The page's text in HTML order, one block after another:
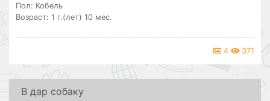
Пол: Кобель
Возраст: 1 г.(лет) 10 мес.
4 371
В дар собаку